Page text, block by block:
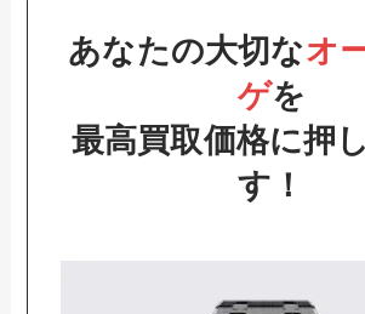
あなたの大切なオ
ゲを
最高買取価格に押
す！